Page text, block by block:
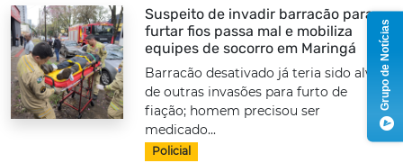
Suspeito de invadir barracão para
furtar fios passa mal e mobiliza
equipes de socorro em Maringá
Barracão desativado já teria sido alvo
de outras invasões para furto de
fiação; homem precisou ser
medicado...
Policial
Grupo de Notícias